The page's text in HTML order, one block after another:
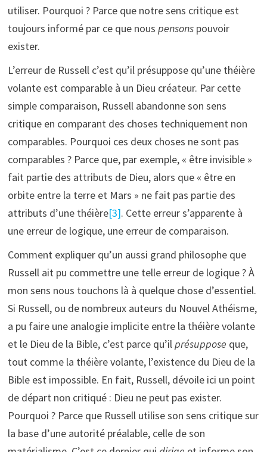
utiliser. Pourquoi ? Parce que notre sens critique est
toujours informé par ce que nouspensons pouvoir
exister.
L’erreur de Russell c’est qu’il présuppose qu’une théière
volante est comparable à un Dieu créateur. Par cette
simple comparaison, Russell abandonne son sens
critique en comparant des choses techniquement non
comparables. Pourquoi ces deux choses ne sont pas
comparables ? Parce que, par exemple, « être invisible »
fait partie des attributs de Dieu, alors que « être en
orbite entre la terre et Mars » ne fait pas partie des
attributs d’une théière[3]. Cette erreur s’apparente à
une erreur de logique, une erreur de comparaison.
Comment expliquer qu’un aussi grand philosophe que
Russell ait pu commettre une telle erreur de logique ? À
mon sens nous touchons là à quelque chose d’essentiel.
Si Russell, ou de nombreux auteurs du Nouvel Athéisme,
a pu faire une analogie implicite entre la théière volante
et le Dieu de la Bible, c’est parce qu’ilprésuppose que,
tout comme la théière volante, l’existence du Dieu de la
Bible est impossible. En fait, Russell, dévoile ici un point
de départ non critiqué : Dieu ne peut pas exister.
Pourquoi ? Parce que Russell utilise son sens critique sur
la base d’une autorité préalable, celle de son